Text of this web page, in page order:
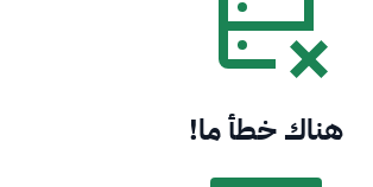
هناك خطأ ما!